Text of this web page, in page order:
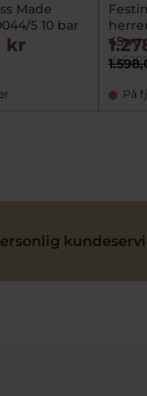
Made
5 10 bar
kr
På